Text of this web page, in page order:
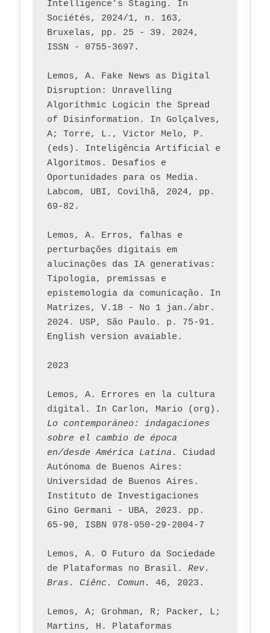
Intelligence’s Staging. In
Sociétés, 2024/1, n. 163,
Bruxelas, pp. 25 - 39. 2024,
ISSN - 0755-3697.
Lemos, A. Fake News as Digital
Disruption: Unravelling
Algorithmic Logicin the Spread
of Disinformation. In Golçalves,
A; Torre, L., Victor Melo, P.
(eds). Inteligência Artificial e
Algoritmos. Desafios e
Oportunidades para os Media.
Labcom, UBI, Covilhã, 2024, pp.
69-82.
Lemos, A. Erros, falhas e
perturbações digitais em
alucinações das IA generativas:
Tipologia, premissas e
epistemologia da comunicação. In
Matrizes, V.18 - No 1 jan./abr.
2024. USP, São Paulo. p. 75-91.
English version avaiable.
2023
Lemos, A. Errores en la cultura
Lo contemporáneo: indagaciones
sobre el cambio de época
en/desde América Latina.
Ciudad
Autónoma de Buenos Aires:
Universidad de Buenos Aires.
Instituto de Investigaciones
Gino Germani - UBA, 2023. pp.
65-90, ISBN 978-950-29-2004-7
Lemos, A. O Futuro da Sociedade
de Plataformas no Brasil. Rev.
Bras. Ciênc. Comun.
Lemos, A; Grohman, R; Packer, L;
Martins, H. Plataformas